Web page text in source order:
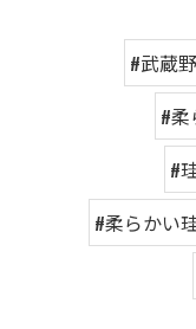
#武蔵
#柔
#
#柔らかい